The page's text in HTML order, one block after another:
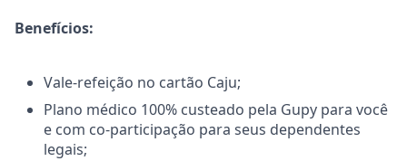
Benefícios:
Vale-refeição no cartão Caju;
Plano médico 100% custeado pela Gupy para você
e com co-participação para seus dependentes
legais;